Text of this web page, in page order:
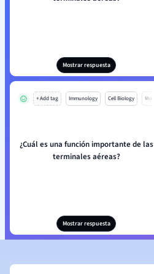
Mostrar respuesta
+ Add tag Immunology Cell Biology Mo
¿Cuál es una función importante de las
terminales aéreas?
Mostrar respuesta